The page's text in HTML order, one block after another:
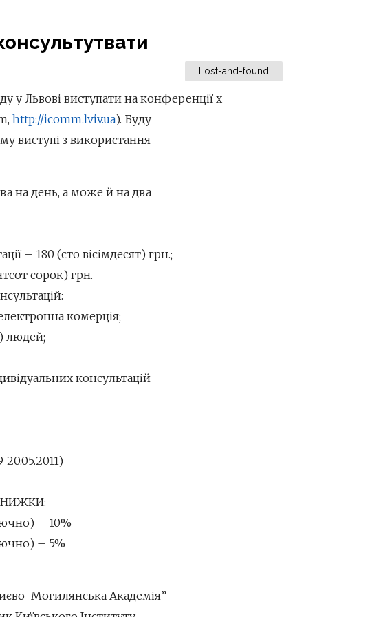
Lost-and-found
у Львові виступати на конференції х
http://icomm.lviv.ua). Буду
виступі з використання
на день, а може й на два
– 180 (сто вісімдесят) грн.;
сорок) грн.
комерція;
людей;
консультацій
ЗНИЖКИ:
– 10%
– 5%
Могилянська Академія”